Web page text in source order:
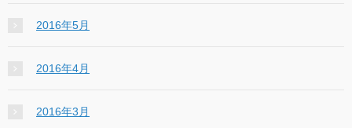
2016年5月
2016年4月
2016年3月